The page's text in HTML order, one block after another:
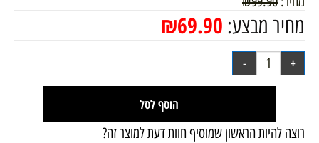
מחיר מבצע: ₪69.90
הוסף לסל
רוצה להיות הראשון שמוסיף חוות דעת למוצר זה?